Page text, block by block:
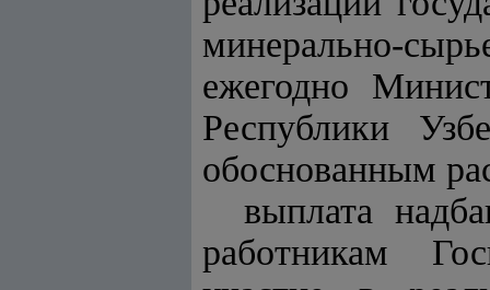
минерально-
ежегодно
Республики
обоснованным
выплата
работникам